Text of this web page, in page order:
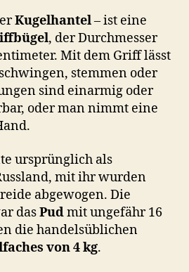
o
n
Kugelhantel– ist eine
, der Durchmesser
Mit dem Griff lässt
stemmen oder
sind einarmig oder
oder man nimmt eine
ursprünglich als
mit ihr wurden
abgewogen. Die
dasPudmit ungefähr 16
die handelsüblichen
von 4 kg.